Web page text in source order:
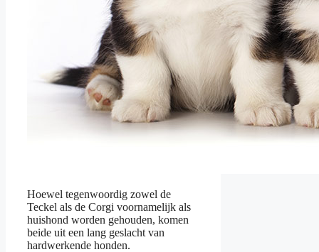
Hoewel tegenwoordig zowel de
Teckel als de Corgi voornamelijk als
huishond worden gehouden, komen
beide uit een lang geslacht van
hardwerkende honden.